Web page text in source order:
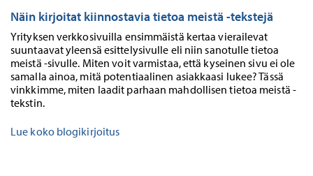
Näin kirjoitat kiinnostavia tietoa meistä -tekstejä
Yrityksen verkkosivuilla ensimmäistä kertaa vierailevat
suuntaavat yleensä esittelysivulle eli niin sanotulle tietoa
meistä -sivulle. Miten voit varmistaa, että kyseinen sivu ei ole
samalla ainoa, mitä potentiaalinen asiakkaasi lukee? Tässä
vinkkimme, miten laadit parhaan mahdollisen tietoa meistä -
tekstin.
Lue koko blogikirjoitus